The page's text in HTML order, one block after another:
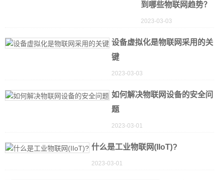
到哪些物联网趋势？
2023-03-03
设备虚拟化是物联网采用的关
键
2023-03-03
如何解决物联网设备的安全问
题
2023-03-01
什么是工业物联网(IIoT)?
2023-03-01